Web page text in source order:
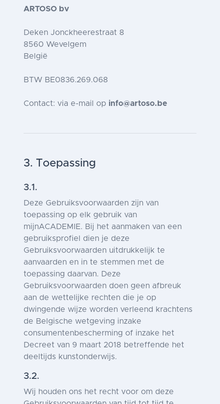
ARTOSO bv
Deken Jonckheerestraat 8
8560 Wevelgem
België
BTW BE0836.269.068
Contact: via e-mail op info@artoso.be
3. Toepassing
3.1.
Deze Gebruiksvoorwaarden zijn van
toepassing op elk gebruik van
mijnACADEMIE. Bij het aanmaken van een
gebruiksprofiel dien je deze
Gebruiksvoorwaarden uitdrukkelijk te
aanvaarden en in te stemmen met de
toepassing daarvan. Deze
Gebruiksvoorwaarden doen geen afbreuk
aan de wettelijke rechten die je op
dwingende wijze worden verleend krachtens
de Belgische wetgeving inzake
consumentenbescherming of inzake het
Decreet van 9 maart 2018 betreffende het
deeltijds kunstonderwijs.
3.2.
Wij houden ons het recht voor om deze